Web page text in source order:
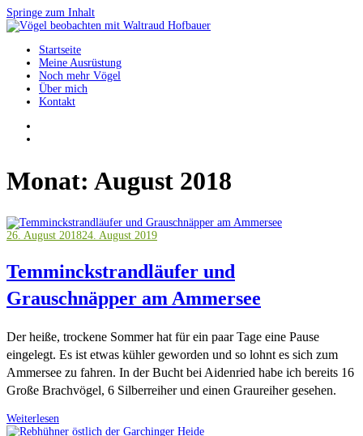
Springe zum Inhalt
Vögel beobachten mit Waltraud Hofbauer
Startseite
Meine Ausrüstung
Noch mehr Vögel
Über mich
Kontakt
Monat: August 2018
26. August 201824. August 2019
Temminckstrandläufer und
Grauschnäpper am Ammersee
Der heiße, trockene Sommer hat für ein paar Tage eine Pause
eingelegt. Es ist etwas kühler geworden und so lohnt es sich zum
Ammersee zu fahren. In der Bucht bei Aidenried habe ich bereits 16
Große Brachvögel, 6 Silberreiher und einen Graureiher gesehen.
Weiterlesen